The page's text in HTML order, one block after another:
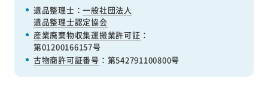
遺品整理士：一般社団法人
遺品整理士認定協会
産業廃棄物収集運搬業許可証 ：
第01200166157号
古物商許可証番号 ：第542791100800号